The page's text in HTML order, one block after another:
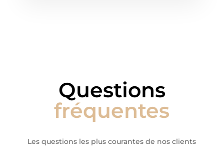
Questions
fréquentes
Les questions les plus courantes de nos clients